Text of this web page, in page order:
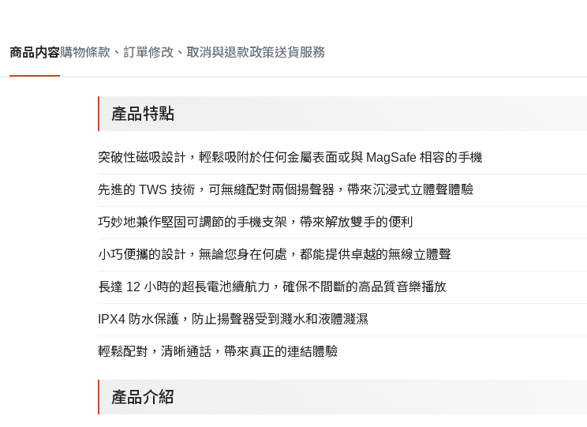
商品内容購物條款、訂單修改、取消與退款政策送貨服務
產品特點
突破性磁吸設計，輕鬆吸附於任何金屬表面或與 MagSafe 相容的手機
先進的 TWS 技術，可無縫配對兩個揚聲器，帶來沉浸式立體聲體驗
巧妙地兼作堅固可調節的手機支架，帶來解放雙手的便利
小巧便攜的設計，無論您身在何處，都能提供卓越的無線立體聲
長達 12 小時的超長電池續航力，確保不間斷的高品質音樂播放
IPX4 防水保護，防止揚聲器受到濺水和液體濺濕
輕鬆配對，清晰通話，帶來真正的連結體驗
產品介紹